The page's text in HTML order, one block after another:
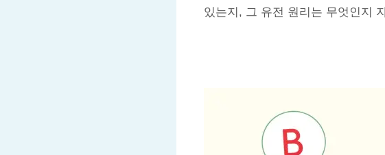
있는지, 그 유전 원리는 무엇인지